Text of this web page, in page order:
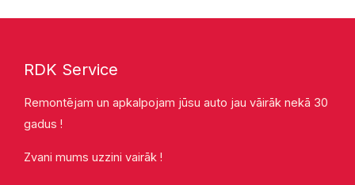
RDK Service
Remontējam un apkalpojam jūsu auto jau vāirāk nekā 30
gadus !
Zvani mums uzzini vairāk !